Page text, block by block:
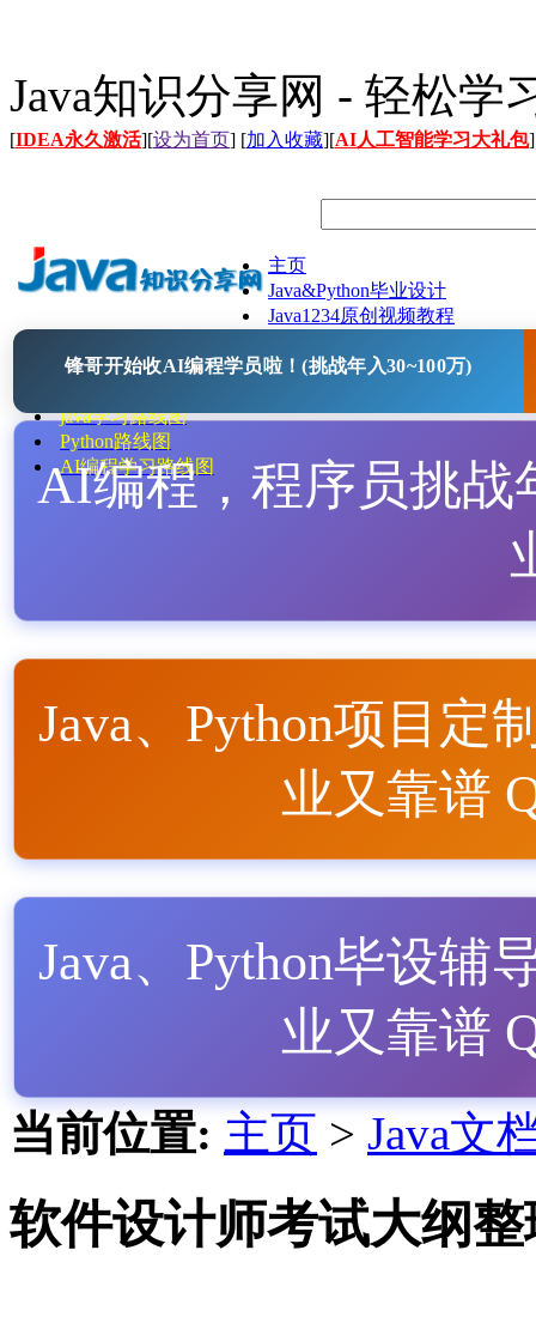
Java知识分享网 - 轻松学
[IDEA永久激活][设为首页] [加入收藏][AI人工智能学习大礼包]
主页
Java&Python毕业设计
Java1234原创视频教程
Java开源项目
java学习路线图
Python路线图
AI编程学习路线图
锋哥开始收AI编程学员啦！(挑战年入30~100万)
AI编程，程序员挑战
Java、Python项目定
业又靠谱
Java、Python毕设辅
业又靠谱
当前位置: 主页 > Java文
软件设计师考试大纲整